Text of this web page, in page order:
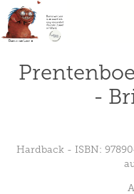
-
Hardback - ISBN: